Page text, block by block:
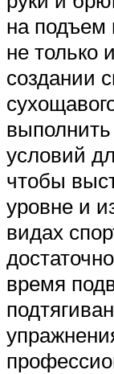
на подъем
не только
создании
условий
чтобы
уровне и
видах
время